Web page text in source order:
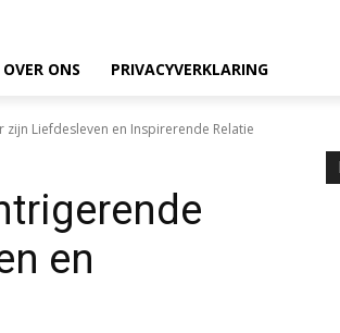
OVER ONS PRIVACYVERKLARING
Liefdesleven en Inspirerende Relatie
en